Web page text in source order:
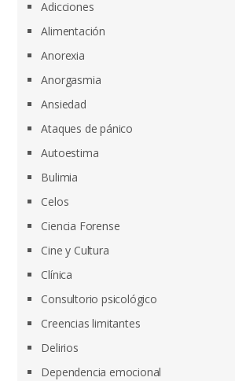
Adicciones
Alimentación
Anorexia
Anorgasmia
Ansiedad
Ataques de pánico
Autoestima
Bulimia
Celos
Ciencia Forense
Cine y Cultura
Clínica
Consultorio psicológico
Creencias limitantes
Delirios
Dependencia emocional